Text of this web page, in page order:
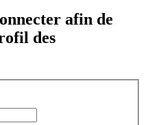
afin de
des